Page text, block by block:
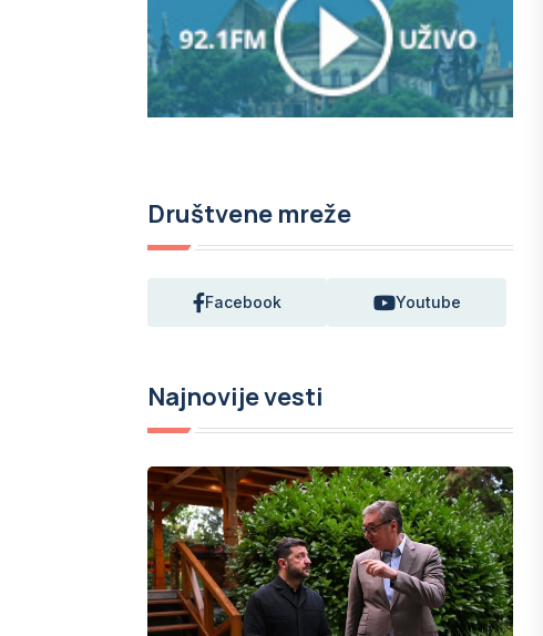
Društvene mreže
Facebook Youtube
Najnovije vesti